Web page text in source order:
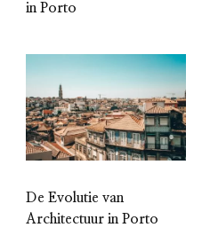
in Porto
De Evolutie van
Architectuur in Porto